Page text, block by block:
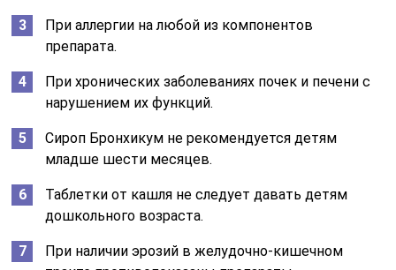
При аллергии на любой из компонентов
препарата.
При хронических заболеваниях почек и печени с
нарушением их функций.
Сироп Бронхикум не рекомендуется детям
младше шести месяцев.
Таблетки от кашля не следует давать детям
дошкольного возраста.
При наличии эрозий в желудочно-кишечном